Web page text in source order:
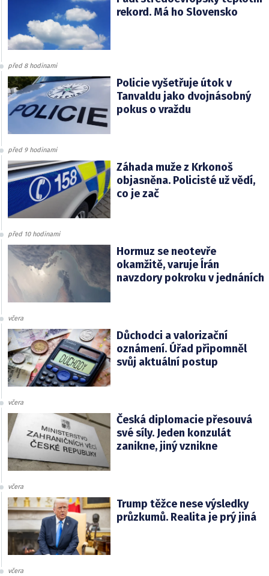
rekord. Má ho Slovensko
před 8 hodinami
Policie vyšetřuje útok v
Tanvaldu jako dvojnásobný
pokus o vraždu
před 9 hodinami
Záhada muže z Krkonoš
objasněna. Policisté už vědí,
co je zač
před 10 hodinami
Hormuz se neotevře
okamžitě, varuje Írán
navzdory pokroku v jednáních
včera
Důchodci a valorizační
oznámení. Úřad připomněl
svůj aktuální postup
včera
Česká diplomacie přesouvá
své síly. Jeden konzulát
zanikne, jiný vznikne
včera
Trump těžce nese výsledky
průzkumů. Realita je prý jiná
včera